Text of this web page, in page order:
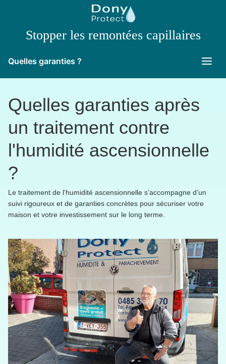
Stopper les remontées capillaires
Quelles garanties ?
Quelles garanties après
un traitement contre
l'humidité ascensionnelle
?
Le traitement de l’humidité ascensionnelle s’accompagne d’un
suivi rigoureux et de garanties concrètes pour sécuriser votre
maison et votre investissement sur le long terme.